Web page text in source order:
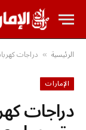
الرئيسية » دراجات
الإمارات
دراجات